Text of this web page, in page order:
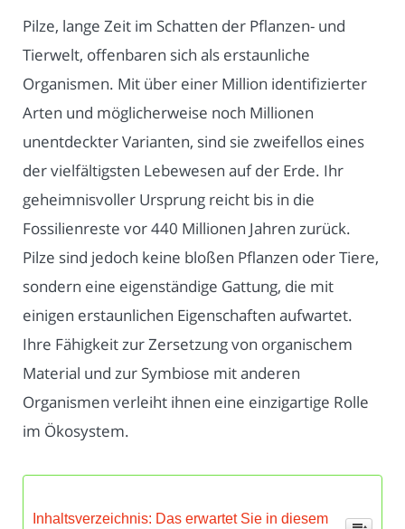
Pilze, lange Zeit im Schatten der Pflanzen- und
Tierwelt, offenbaren sich als erstaunliche
Organismen. Mit über einer Million identifizierter
Arten und möglicherweise noch Millionen
unentdeckter Varianten, sind sie zweifellos eines
der vielfältigsten Lebewesen auf der Erde. Ihr
geheimnisvoller Ursprung reicht bis in die
Fossilienreste vor 440 Millionen Jahren zurück.
Pilze sind jedoch keine bloßen Pflanzen oder Tiere,
sondern eine eigenständige Gattung, die mit
einigen erstaunlichen Eigenschaften aufwartet.
Ihre Fähigkeit zur Zersetzung von organischem
Material und zur Symbiose mit anderen
Organismen verleiht ihnen eine einzigartige Rolle
im Ökosystem.
Inhaltsverzeichnis: Das erwartet Sie in diesem